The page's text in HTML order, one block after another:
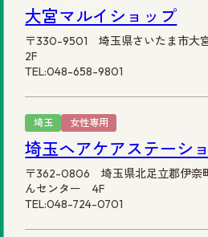
大宮マルイショップ
〒330-9501 埼玉県さいたま市大
2F
TEL:048-658-9801
埼玉 女性専用
埼玉ヘアケアステーシ
〒362-0806 埼玉県北足立郡伊
んセンター 4F
TEL:048-724-0701